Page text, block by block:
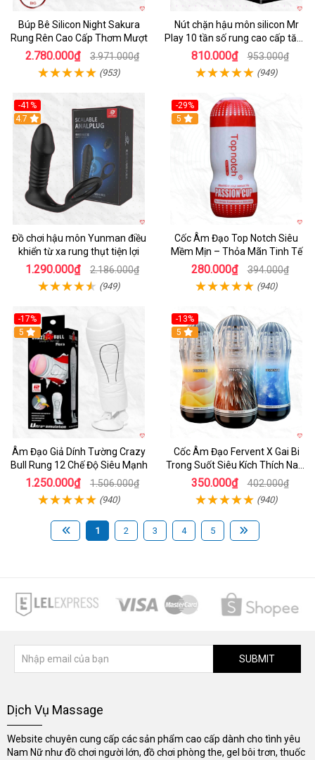
Búp Bê Silicon Night Sakura
Rung Rên Cao Cấp Thơm Mượt
2.780.000₫ 3.971.000₫
(953)
Nút chặn hậu môn silicon Mr
Play 10 tần số rung cao cấp tăng
khoái cảm
810.000₫ 953.000₫
(949)
-41%
Hot
4.7
Đồ chơi hậu môn Yunman điều
khiển từ xa rung thụt tiện lợi
1.290.000₫ 2.186.000₫
(949)
-29%
5
Cốc Âm Đạo Top Notch Siêu
Mềm Mịn – Thỏa Mãn Tinh Tế
280.000₫ 394.000₫
(940)
-17%
5
Âm Đạo Giả Dính Tường Crazy
Bull Rung 12 Chế Độ Siêu Mạnh
1.250.000₫ 1.506.000₫
(940)
-13%
Hot
5
Cốc Âm Đạo Fervent X Gai Bi
Trong Suốt Siêu Kích Thích Nam
Giới
350.000₫ 402.000₫
(940)
1 2 3 4 5
SUBMIT
Dịch Vụ Massage
Website chuyên cung cấp các sản phẩm cao cấp dành cho tình yêu
Nam Nữ như đồ chơi người lớn, đồ chơi phòng the, gel bôi trơn, thuốc